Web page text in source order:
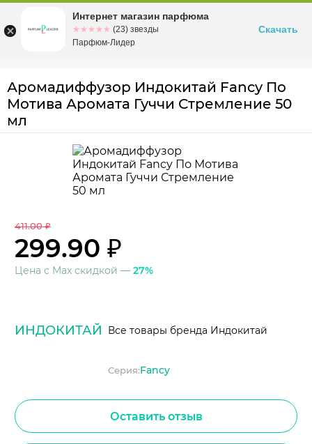
Омскул. Заозерная, 11, к. 1
Аромадиффузор Индокитай Fancy По
Мотива Аромата Гуччи Стремление 50
мл
411.00 ₽
299.90 ₽
Цена с Max скидкой — 27%
ИНДОКИТАЙ Все товары бренда Индокитай
Серия:Fancy
Оставить отзыв
Интернет магазин парфюма
☆☆☆☆☆
★★★★★ (23) звезды
Парфюм-Лидер
Скачать